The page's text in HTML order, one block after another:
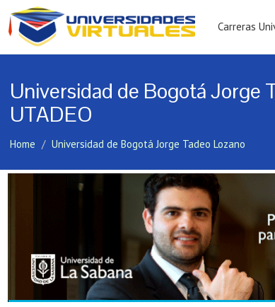
Carreras
Universidad de Bogotá Jorge
UTADEO
Home Universidad de Bogotá Jorge Tadeo Lozano